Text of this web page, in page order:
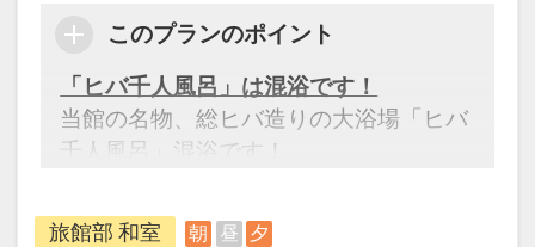
このプランのポイント
「ヒバ千人風呂」は混浴です！
当館の名物、総ヒバ造りの大浴場「ヒバ
千人風呂」混浴です！
（午前８時～９時、午後８時～９時）
旅館部 和室 朝 昼 夕